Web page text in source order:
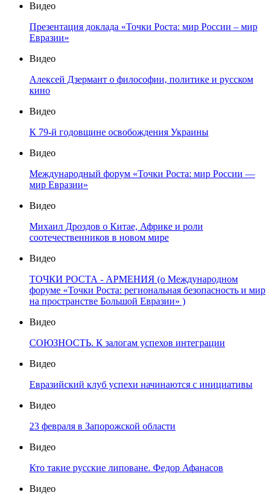
Видео
Презентация доклада «Точки Роста: мир России – мир
Евразии»
Видео
Алексей Дзермант о философии, политике и русском
кино
Видео
К 79-й годовщине освобождения Украины
Видео
Международный форум «Точки Роста: мир России —
мир Евразии»
Видео
Михаил Дроздов о Китае, Африке и роли
соотечественников в новом мире
Видео
ТОЧКИ РОСТА - АРМЕНИЯ (о Международном
форуме «Точки Роста: региональная безопасность и мир
на пространстве Большой Евразии» )
Видео
СОЮЗНОСТЬ. К залогам успехов интеграции
Видео
Евразийский клуб успехи начинаются с инициативы
Видео
23 февраля в Запорожской области
Видео
Кто такие русские липоване. Федор Афанасов
Видео